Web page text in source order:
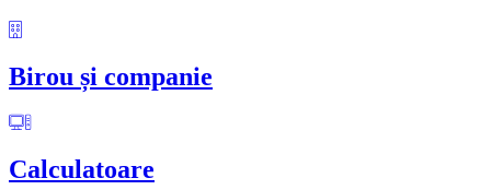
Birou și companie
Calculatoare